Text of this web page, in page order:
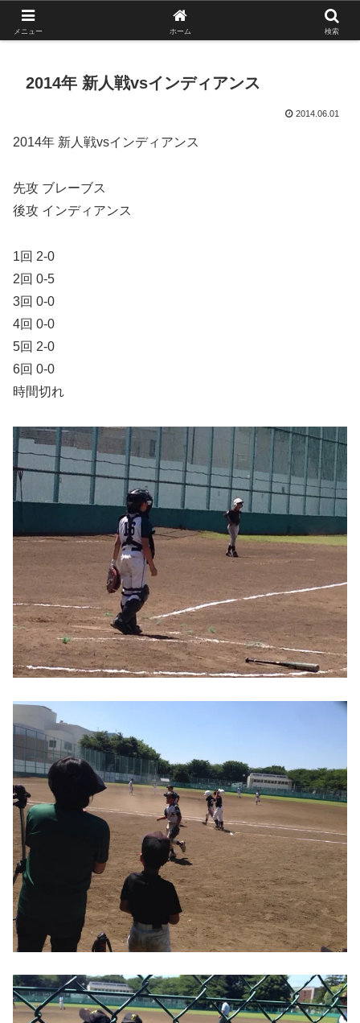
がんばれ！フルスイング！境南ブレーブス！
2014年 新人戦vsインディアンス
2014.06.01
2014年 新人戦vsインディアンス
先攻 ブレーブス
後攻 インディアンス
1回 2-0
2回 0-5
3回 0-0
4回 0-0
5回 2-0
6回 0-0
時間切れ
メニュー ホーム 検索